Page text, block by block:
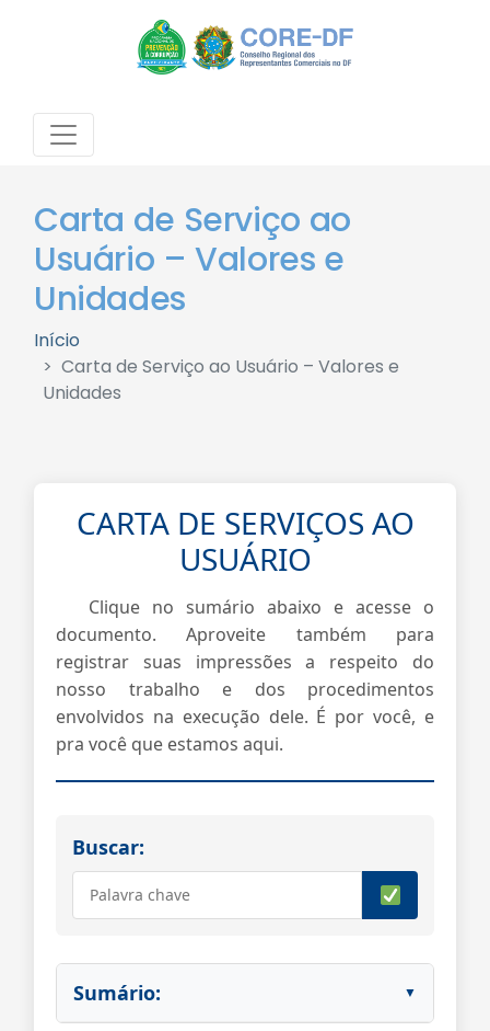
Carta de Serviço ao
Usuário – Valores e
Unidades
Início
Carta de Serviço ao Usuário – Valores e
Unidades
CARTA DE SERVIÇOS AO
USUÁRIO
Clique no sumário abaixo e acesse o
documento. Aproveite também para
registrar suas impressões a respeito do
nosso trabalho e dos procedimentos
envolvidos na execução dele. É por você, e
pra você que estamos aqui.
Buscar:
Sumário: